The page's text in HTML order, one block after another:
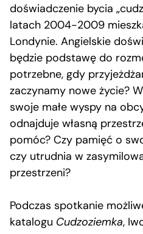
doświadczenie bycia
latach 2004-2009
Londynie. Angielskie
będzie podstawę do
potrzebne, gdy
zaczynamy nowe życie?
swoje małe wyspy na
odnajduje własną
pomóc? Czy pamięć o
czy utrudnia w
przestrzeni?
Podczas spotkanie
katalogu Cudzoziemka,